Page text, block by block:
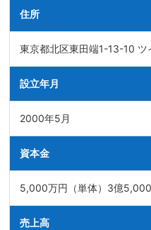
住所
東京都北区東田端1-13-10 ツ
設立年月
2000年5月
資本金
5,000万円（単体）3億5,000
売上高